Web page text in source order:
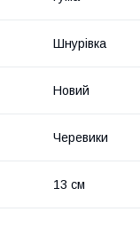
Шнурівка
Новий
Черевики
13 см